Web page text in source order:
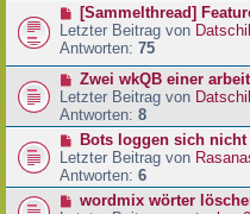
[Sammelthread]
Letzter Beitrag von
Antworten: 75
Zwei wkQB einer
Letzter Beitrag von
Antworten: 8
Bots loggen sich nicht
Letzter Beitrag von
Antworten: 6
wordmix wörter